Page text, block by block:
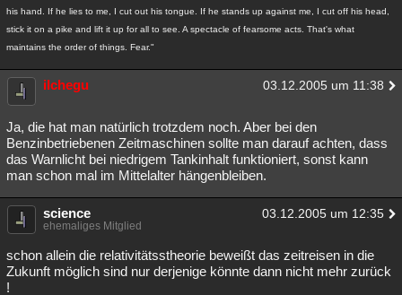
his hand. If he lies to me, I cut out his tongue. If he stands up against me, I cut off his head,
stick it on a pike and lift it up for all to see. A spectacle of fearsome acts. That's what
maintains the order of things. Fear."
ilchegu 03.12.2005 um 11:38
Ja, die hat man natürlich trotzdem noch. Aber bei den
Benzinbetriebenen Zeitmaschinen sollte man darauf achten, dass
das Warnlicht bei niedrigem Tankinhalt funktioniert, sonst kann
man schon mal im Mittelalter hängenbleiben.
science 03.12.2005 um 12:35
ehemaliges Mitglied
schon allein die relativitätsstheorie beweißt das zeitreisen in die
Zukunft möglich sind nur derjenige könnte dann nicht mehr zurück
!